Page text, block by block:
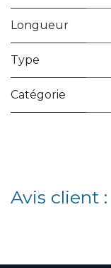
Longueur
Type
Catégorie
Avis client :